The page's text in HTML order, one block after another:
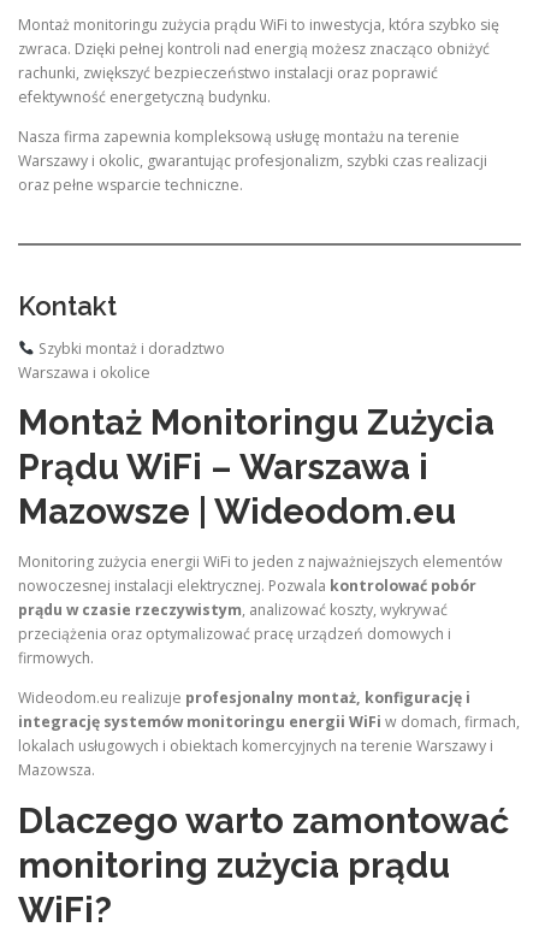
Montaż monitoringu zużycia prądu WiFi to inwestycja, która szybko się
zwraca. Dzięki pełnej kontroli nad energią możesz znacząco obniżyć
rachunki, zwiększyć bezpieczeństwo instalacji oraz poprawić
efektywność energetyczną budynku.
Nasza firma zapewnia kompleksową usługę montażu na terenie
Warszawy i okolic, gwarantując profesjonalizm, szybki czas realizacji
oraz pełne wsparcie techniczne.
Kontakt
Szybki montaż i doradztwo
Warszawa i okolice
Montaż Monitoringu Zużycia
Prądu WiFi – Warszawa i
Mazowsze | Wideodom.eu
Monitoring zużycia energii WiFi to jeden z najważniejszych elementów
nowoczesnej instalacji elektrycznej. Pozwala kontrolować pobór
prądu w czasie rzeczywistym, analizować koszty, wykrywać
przeciążenia oraz optymalizować pracę urządzeń domowych i
firmowych.
Wideodom.eu realizuje profesjonalny montaż, konfigurację i
integrację systemów monitoringu energii WiFi w domach, firmach,
lokalach usługowych i obiektach komercyjnych na terenie Warszawy i
Mazowsza.
Dlaczego warto zamontować
monitoring zużycia prądu
WiFi?